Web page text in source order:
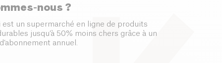
nous ?
est un supermarché en ligne de produits
jusqu’à 50% moins chers grâce à un
annuel.